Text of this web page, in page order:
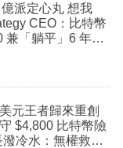
定心丸 想我
CEO：比特幣
兼「躺平」6 年才
元王者歸來重創
$4,800 比特幣險
冷水：無權救幣